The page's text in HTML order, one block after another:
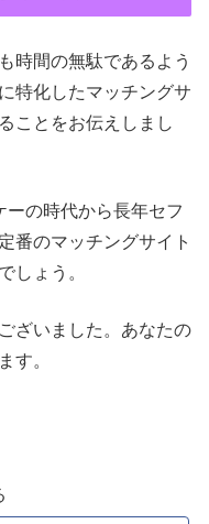
時間の無駄であるよう
特化したマッチングサ
ことをお伝えしまし
の時代から長年セフ
番のマッチングサイト
しょう。
ざいました。あなたの
す。